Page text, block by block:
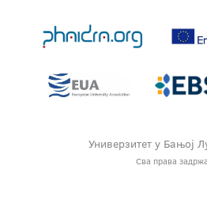
Универзитет у Бањој
Сва права